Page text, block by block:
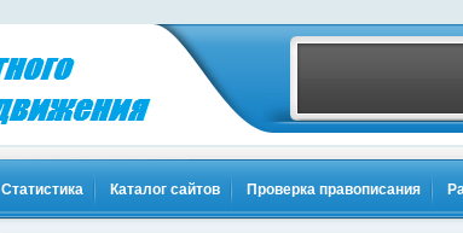
Статистика Каталог сайтов Проверка правописания